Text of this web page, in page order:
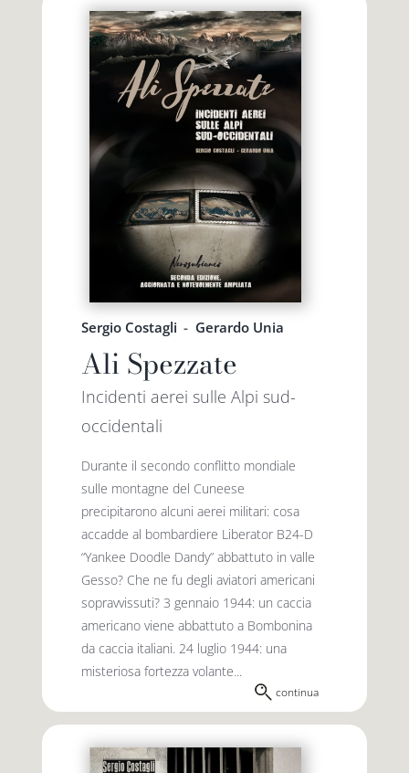
Sergio Costagli - Gerardo Unia
Ali Spezzate
Incidenti aerei sulle Alpi sud-
occidentali
Durante il secondo conflitto mondiale
sulle montagne del Cuneese
precipitarono alcuni aerei militari: cosa
accadde al bombardiere Liberator B24-D
“Yankee Doodle Dandy” abbattuto in valle
Gesso? Che ne fu degli aviatori americani
sopravvissuti? 3 gennaio 1944: un caccia
americano viene abbattuto a Bombonina
da caccia italiani. 24 luglio 1944: una
misteriosa fortezza volante...
continua